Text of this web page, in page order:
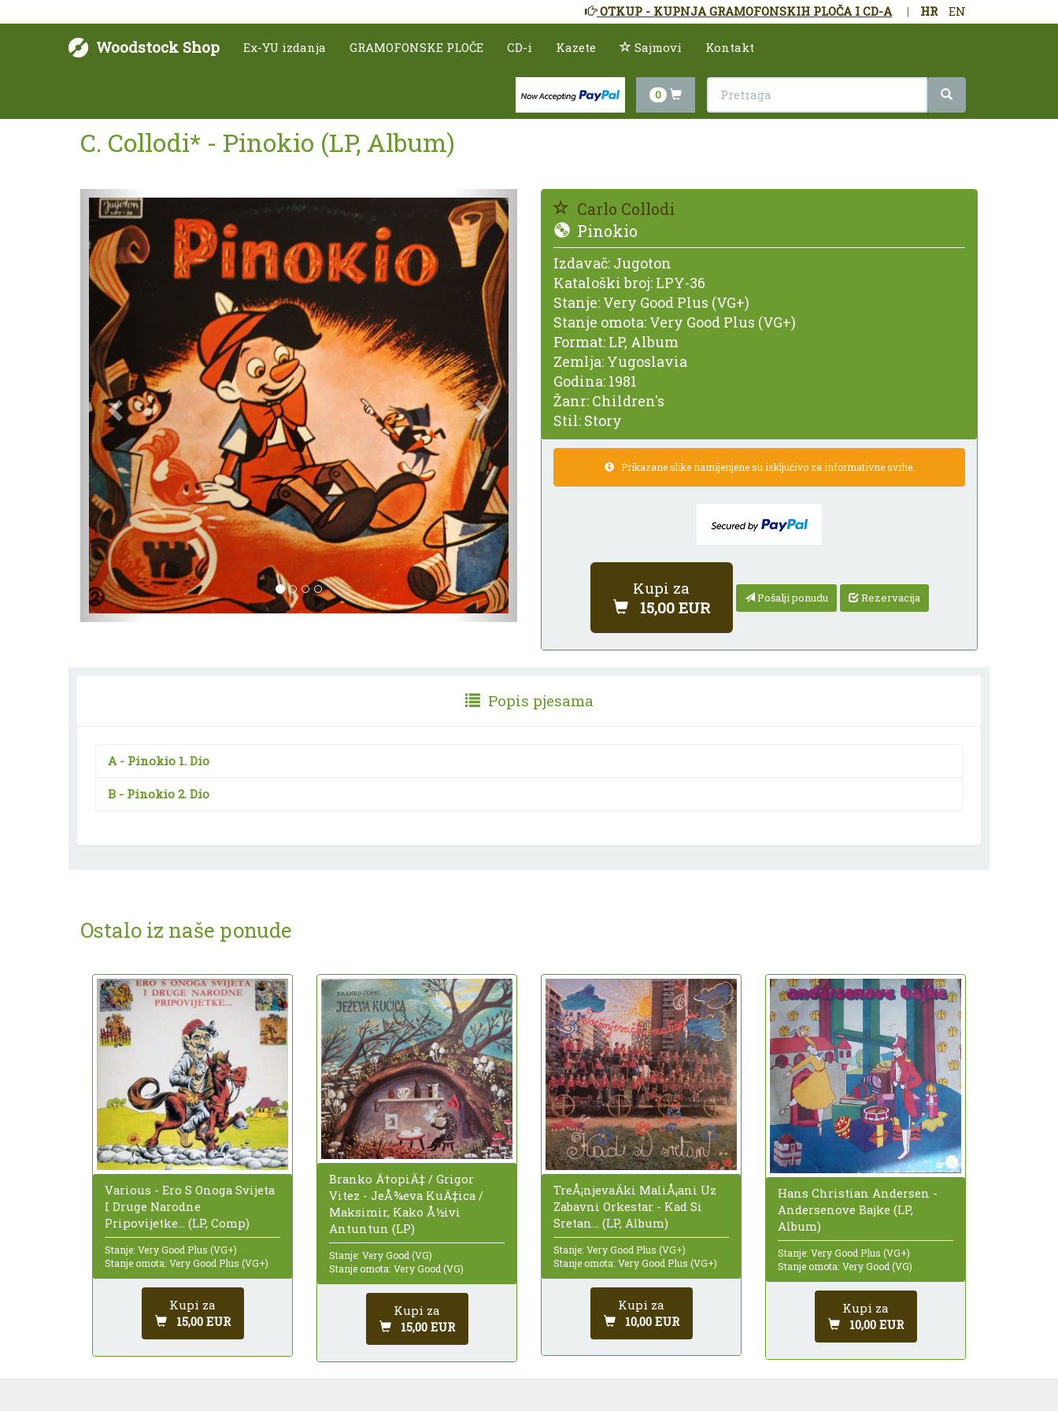
HR EN
|
OTKUP - KUPNJA GRAMOFONSKIH PLOČA I CD-A
Woodstock Shop Ex-YU izdanja GRAMOFONSKE PLOČE CD-i Kazete Sajmovi Kontakt
0
C. Collodi* - Pinokio (LP, Album)
Sljedeće Prethodno
Carlo Collodi
Pinokio
Izdavač: Jugoton
Kataloški broj: LPY-36
Stanje: Very Good Plus (VG+)
Stanje omota: Very Good Plus (VG+)
Format: LP, Album
Zemlja: Yugoslavia
Godina: 1981
Žanr: Children's
Stil: Story
Prikazane slike namijenjene su isključivo za informativne svrhe.
Kupi za
15,00 EUR
Pošalji ponudu Rezervacija
Popis pjesama
A - Pinokio 1. Dio
B - Pinokio 2. Dio
Ostalo iz naše ponude
Various - Ero S Onoga Svijeta
I Druge Narodne
Pripovijetke... (LP, Comp)
Stanje: Very Good Plus (VG+)
Stanje omota: Very Good Plus (VG+)
Kupi za
15,00 EUR
Branko Ä†opiÄ‡ / Grigor
Vitez - JeÅ¾eva KuÄ‡ica /
Maksimir, Kako Å½ivi
Antuntun (LP)
Stanje: Very Good (VG)
Stanje omota: Very Good (VG)
Kupi za
15,00 EUR
TreÅ¡njevaÄki MaliÅ¡ani Uz
Zabavni Orkestar - Kad Si
Sretan... (LP, Album)
Stanje: Very Good Plus (VG+)
Stanje omota: Very Good Plus (VG+)
Kupi za
10,00 EUR
Hans Christian Andersen -
Andersenove Bajke (LP,
Album)
Stanje: Very Good Plus (VG+)
Stanje omota: Very Good (VG)
Kupi za
10,00 EUR